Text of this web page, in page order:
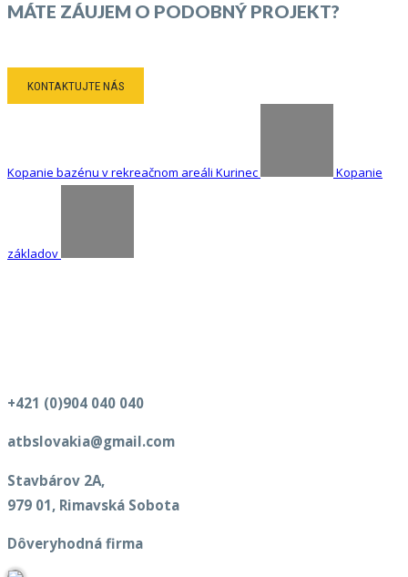
MÁTE ZÁUJEM O PODOBNÝ PROJEKT?
KONTAKTUJTE NÁS
Kopanie bazénu v rekreačnom areáli Kurinec Kopanie
základov
+421 (0)904 040 040
atbslovakia@gmail.com
Stavbárov 2A,
979 01, Rimavská Sobota
Dôveryhodná firma